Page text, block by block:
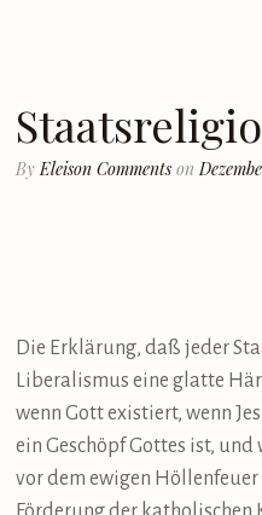
By Eleison Comments on
Die Erklärung, daß jeder
Liberalismus eine glatte
wenn Gott existiert, wenn
ein Geschöpf Gottes ist,
vor dem ewigen